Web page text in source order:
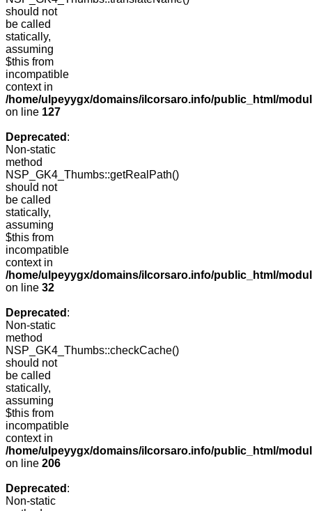
should not
be called
statically,
assuming
$this from
incompatible
context in
/home/ulpeyygx/domains/ilcorsaro.info/public_html/
on line 127
Deprecated :
Non-static
method
NSP_GK4_Thumbs::getRealPath()
should not
be called
statically,
assuming
$this from
incompatible
context in
/home/ulpeyygx/domains/ilcorsaro.info/public_html/
on line 32
Deprecated :
Non-static
method
NSP_GK4_Thumbs::checkCache()
should not
be called
statically,
assuming
$this from
incompatible
context in
/home/ulpeyygx/domains/ilcorsaro.info/public_html/
on line 206
Deprecated :
Non-static